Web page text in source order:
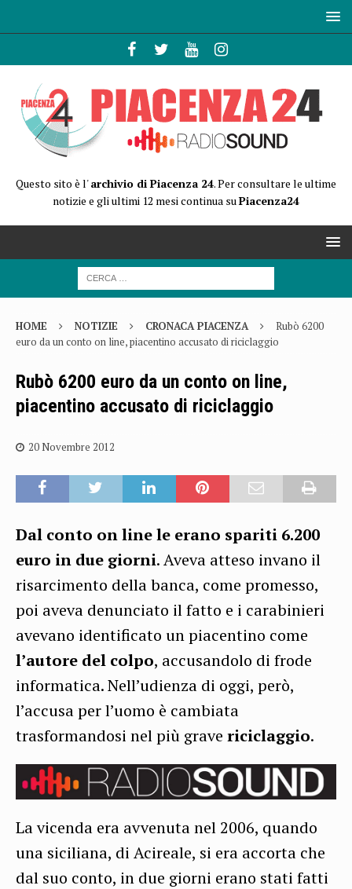
Questo sito è l'archivio di Piacenza 24. Per consultare le ultime
notizie e gli ultimi 12 mesi continua suPiacenza24
HOME NOTIZIE CRONACA PIACENZA
Rubò 6200
euro da un conto on line, piacentino accusato di riciclaggio
Rubò 6200 euro da un conto on line,
piacentino accusato di riciclaggio
20 Novembre 2012
Dal conto on line le erano spariti 6.200
euro in due giorni. Aveva atteso invano il
risarcimento della banca, come promesso,
poi aveva denunciato il fatto e i carabinieri
avevano identificato un piacentino come
l’autore del colpo, accusandolo di frode
informatica. Nell’udienza di oggi, però,
l’accusa per l’uomo è cambiata
trasformandosi nel più grave riciclaggio.
La vicenda era avvenuta nel 2006, quando
una siciliana, di Acireale, si era accorta che
dal suo conto, in due giorni erano stati fatti